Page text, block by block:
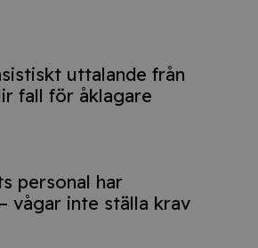
uttalande från
fall för åklagare
personal har
vågar inte ställa krav